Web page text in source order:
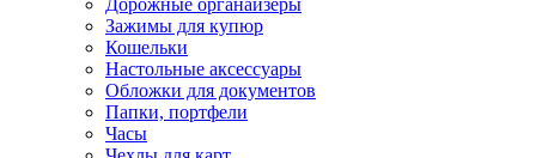
Дорожные органайзеры
Зажимы для купюр
Кошельки
Настольные аксессуары
Обложки для документов
Папки, портфели
Часы